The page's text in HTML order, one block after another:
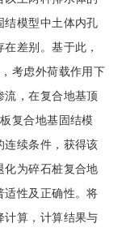
模型中土体内孔
差别。基于此，
考虑外荷载作用下
，在复合地基顶
复合地基固结模
续条件，获得该
为碎石桩复合地
性及正确性。将
算，计算结果与